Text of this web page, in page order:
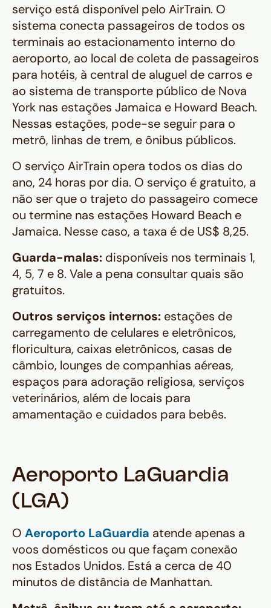
serviço está disponível pelo AirTrain. O
sistema conecta passageiros de todos os
terminais ao estacionamento interno do
aeroporto, ao local de coleta de passageiros
para hotéis, à central de aluguel de carros e
ao sistema de transporte público de Nova
York nas estações Jamaica e Howard Beach.
Nessas estações, pode-se seguir para o
metrô, linhas de trem, e ônibus públicos.
O serviço AirTrain opera todos os dias do
ano, 24 horas por dia. O serviço é gratuito, a
não ser que o trajeto do passageiro comece
ou termine nas estações Howard Beach e
Jamaica. Nesse caso, a taxa é de US$ 8,25.
Guarda-malas: disponíveis nos terminais 1,
4, 5, 7 e 8. Vale a pena consultar quais são
gratuitos.
Outros serviços internos: estações de
carregamento de celulares e eletrônicos,
floricultura, caixas eletrônicos, casas de
câmbio, lounges de companhias aéreas,
espaços para adoração religiosa, serviços
veterinários, além de locais para
amamentação e cuidados para bebês.
Aeroporto LaGuardia
(LGA)
O Aeroporto LaGuardia atende apenas a
voos domésticos ou que façam conexão
nos Estados Unidos. Está a cerca de 40
minutos de distância de Manhattan.